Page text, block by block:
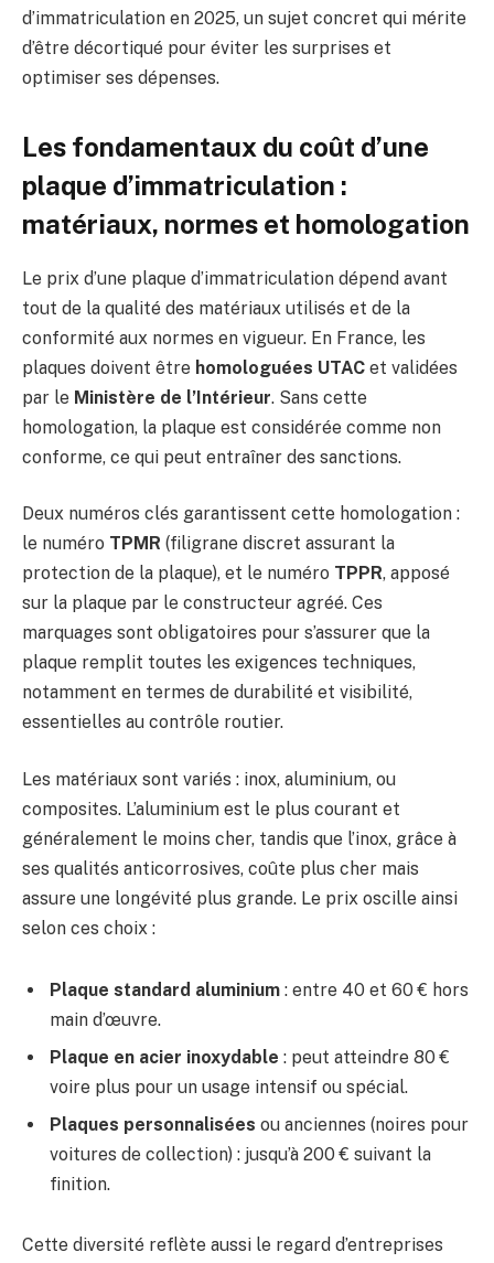
d’immatriculation en 2025, un sujet concret qui mérite
d’être décortiqué pour éviter les surprises et
optimiser ses dépenses.
Les fondamentaux du coût d’une
plaque d’immatriculation :
matériaux, normes et homologation
Le prix d’une plaque d’immatriculation dépend avant
tout de la qualité des matériaux utilisés et de la
conformité aux normes en vigueur. En France, les
plaques doivent être homologuées UTAC et validées
par le Ministère de l’Intérieur. Sans cette
homologation, la plaque est considérée comme non
conforme, ce qui peut entraîner des sanctions.
Deux numéros clés garantissent cette homologation :
le numéro TPMR (filigrane discret assurant la
protection de la plaque), et le numéro TPPR, apposé
sur la plaque par le constructeur agréé. Ces
marquages sont obligatoires pour s’assurer que la
plaque remplit toutes les exigences techniques,
notamment en termes de durabilité et visibilité,
essentielles au contrôle routier.
Les matériaux sont variés : inox, aluminium, ou
composites. L’aluminium est le plus courant et
généralement le moins cher, tandis que l’inox, grâce à
ses qualités anticorrosives, coûte plus cher mais
assure une longévité plus grande. Le prix oscille ainsi
selon ces choix :
Plaque standard aluminium : entre 40 et 60 € hors
main d’œuvre.
Plaque en acier inoxydable : peut atteindre 80 €
voire plus pour un usage intensif ou spécial.
Plaques personnalisées ou anciennes (noires pour
voitures de collection) : jusqu’à 200 € suivant la
finition.
Cette diversité reflète aussi le regard d’entreprises